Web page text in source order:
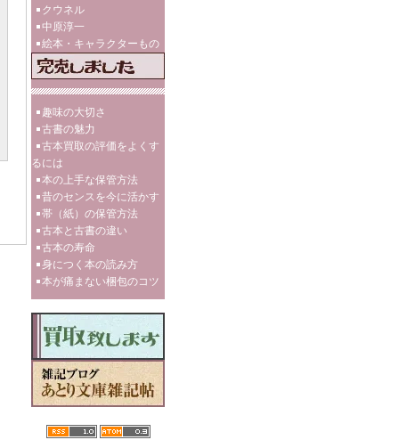
クウネル
中原淳一
絵本・キャラクターもの
趣味の大切さ
古書の魅力
古本買取の評価をよくす
るには
本の上手な保管方法
昔のセンスを今に活かす
帯（紙）の保管方法
古本と古書の違い
古本の寿命
身につく本の読み方
本が痛まない梱包のコツ